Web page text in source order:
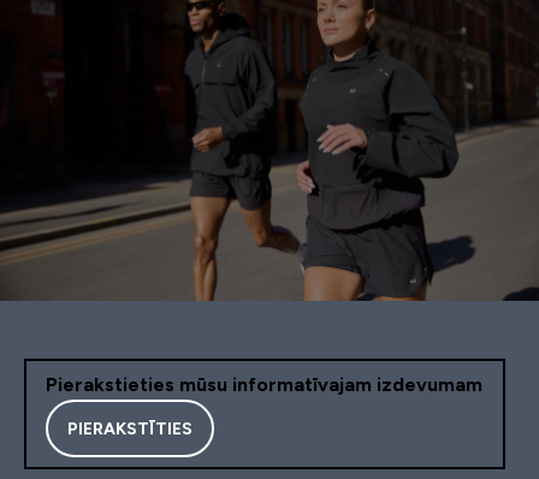
Pierakstieties mūsu informatīvajam izdevumam
PIERAKSTĪTIES